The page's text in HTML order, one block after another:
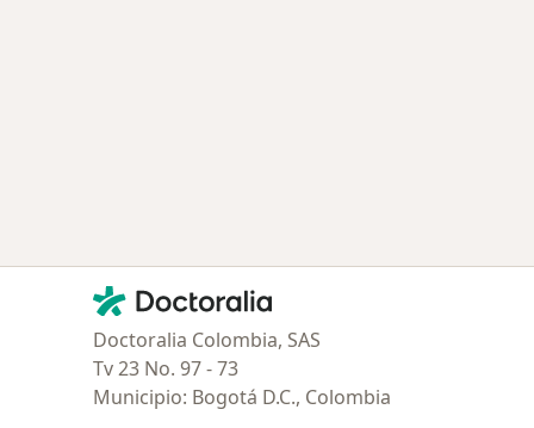
Contacto
Doctoralia - Página de inicio
Doctoralia Colombia, SAS
Tv 23 No. 97 - 73
Municipio: Bogotá D.C., Colombia